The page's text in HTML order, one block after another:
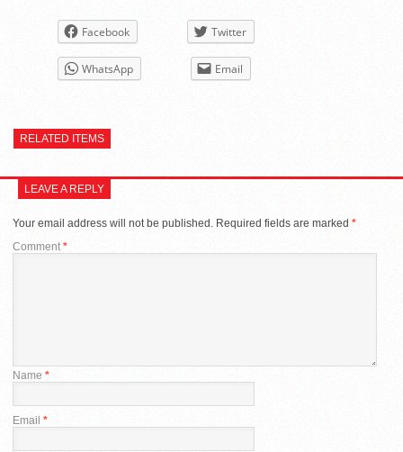
Facebook Twitter
WhatsApp Email
RELATED ITEMS
LEAVE A REPLY
Your email address will not be published. Required fields are marked *
Comment *
Name *
Email *